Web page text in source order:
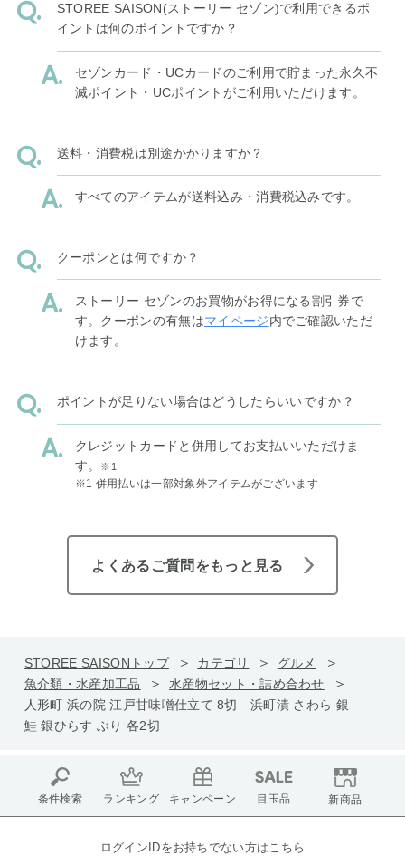
STOREE SAISON(ストーリー セゾン)で利用できるポ
イントは何のポイントですか？
セゾンカード・UCカードのご利用で貯まった永久不
滅ポイント・UCポイントがご利用いただけます。
送料・消費税は別途かかりますか？
すべてのアイテムが送料込み・消費税込みです。
クーポンとは何ですか？
ストーリー セゾンのお買物がお得になる割引券で
す。クーポンの有無はマイページ内でご確認いただ
けます。
ポイントが足りない場合はどうしたらいいですか？
クレジットカードと併用してお支払いいただけま
す。
※1
※1 併用払いは一部対象外アイテムがございます
よくあるご質問をもっと見る
STOREE SAISONトップ カテゴリ
グルメ
魚介類・水産加工品
水産物セット・詰め合わせ
人形町 浜の院 江戸甘味噌仕立て 8切 浜町漬 さわら 銀
鮭 銀ひらす ぶり 各2切
条件検索 ランキング キャンペーン 目玉品 新商品
ログインIDをお持ちでない方はこちら